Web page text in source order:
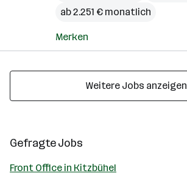
ab 2.251 € monatlich
Merken
Weitere Jobs anzeigen
Gefragte Jobs
Front Office in Kitzbühel